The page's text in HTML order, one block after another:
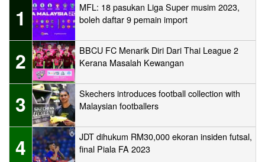
1
MFL: 18 pasukan Liga Super musim 2023,
boleh daftar 9 pemain import
2
BBCU FC Menarik Diri Dari Thai League 2
Kerana Masalah Kewangan
3
Skechers introduces football collection with
Malaysian footballers
4
JDT dihukum RM30,000 ekoran insiden futsal,
final Piala FA 2023